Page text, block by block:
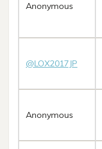
Anonymous
@LOX2017JP
Anonymous